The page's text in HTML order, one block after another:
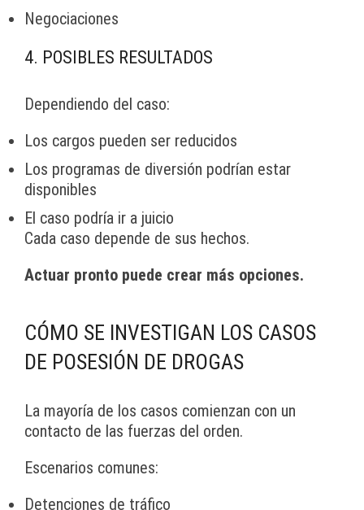
Negociaciones
4. POSIBLES RESULTADOS
Dependiendo del caso:
Los cargos pueden ser reducidos
Los programas de diversión podrían estar
disponibles
El caso podría ir a juicio
Cada caso depende de sus hechos.
Actuar pronto puede crear más opciones.
CÓMO SE INVESTIGAN LOS CASOS
DE POSESIÓN DE DROGAS
La mayoría de los casos comienzan con un
contacto de las fuerzas del orden.
Escenarios comunes:
Detenciones de tráfico